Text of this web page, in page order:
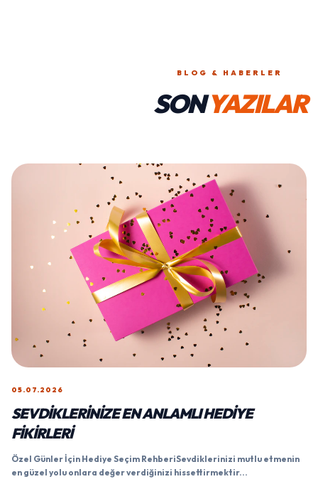
BLOG & HABERLER
SONYAZILAR
05.07.2026
SEVDIKLERINIZE EN ANLAMLI HEDIYE
FIKIRLERI
Özel Günler İçin Hediye Seçim RehberiSevdiklerinizi mutlu etmenin
en güzel yolu onlara değer verdiğinizi hissettirmektir...